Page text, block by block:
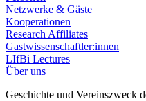
Netzwerke & Gäste
Kooperationen
Research Affiliates
Gastwissenschaftler:innen
LIfBi Lectures
Über uns
Geschichte und Vereinszweck